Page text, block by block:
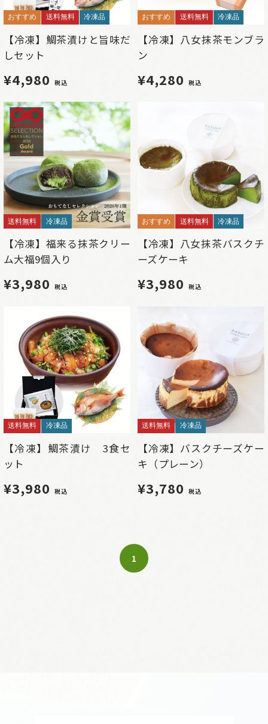
おすすめ 送料無料 冷凍品
【冷凍】鯛茶漬けと旨味だ
しセット
¥4,980 税込
おすすめ 送料無料 冷凍品
【冷凍】八女抹茶モンブラ
ン
¥4,280 税込
送料無料 冷凍品
【冷凍】福来る抹茶クリー
ム大福9個入り
¥3,980 税込
おすすめ 送料無料 冷凍品
【冷凍】八女抹茶バスクチ
ーズケーキ
¥3,980 税込
送料無料 冷凍品
【冷凍】鯛茶漬け 3食セ
ット
¥3,980 税込
送料無料 冷凍品
【冷凍】バスクチーズケー
キ（プレーン）
¥3,780 税込
1